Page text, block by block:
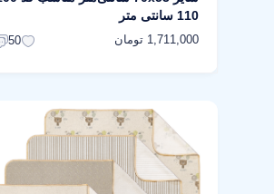
110 سانتی متر
1,711,000 تومان 50